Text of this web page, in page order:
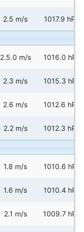
2.5 m/s 1017.9 hPa
2.5.0 m/s 1016.0 hPa
2.3 m/s 1015.3 hPa
2.6 m/s 1012.6 hPa
2.2 m/s 1012.3 hPa
1.8 m/s 1010.6 hPa
1.6 m/s 1010.4 hPa
2.1 m/s 1009.7 hPa